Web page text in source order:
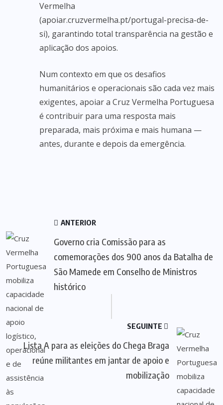
Vermelha
(apoiar.cruzvermelha.pt/portugal-precisa-de-
si), ⁠garantindo total transparência na gestão e
aplicação dos apoios.
Num contexto em que os desafios
humanitários e operacionais são cada vez mais
exigentes, apoiar a Cruz Vermelha Portuguesa
é contribuir para uma resposta mais
preparada, mais próxima e mais humana —
antes, durante e depois da emergência.
ANTERIOR
Governo cria Comissão para as
comemorações dos 900 anos da Batalha de
São Mamede em Conselho de Ministros
histórico
SEGUINTE
Lista A para as eleições do Chega Braga
reúne militantes em jantar de apoio e
mobilização